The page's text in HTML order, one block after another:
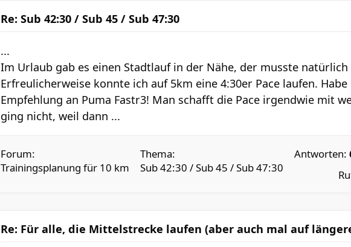
Re: Sub 42:30 / Sub 45 / Sub 47:30
...
Im Urlaub gab es einen Stadtlauf in der Nähe, der musste
Erfreulicherweise konnte ich auf 5km eine 4:30er Pace laufen.
Empfehlung an Puma Fastr3! Man schafft die Pace irgendwie mit
ging nicht, weil dann ...
Forum:
Trainingsplanung für 10 km
Thema:
Sub 42:30 / Sub 45 / Sub 47:30
Antworten:
Re: Für alle, die Mittelstrecke laufen (aber auch mal auf